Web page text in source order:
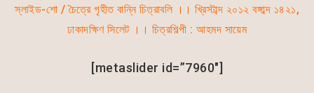
স্লাইড-শো / চৈত্রে গৃহীত বান্নি চিত্রাবলি ।। খ্রিস্টাব্দ ২০১২ বঙ্গাব্দ ১৪২১,
ঢাকাদক্ষিণ সিলেট ।। চিত্রশিল্পী : আহমদ সায়েম
[metaslider id=”7960″]